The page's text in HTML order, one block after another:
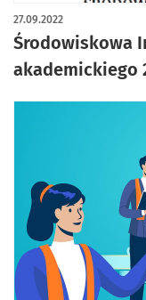
Środowiskowa
akademickiego
27.09.2022